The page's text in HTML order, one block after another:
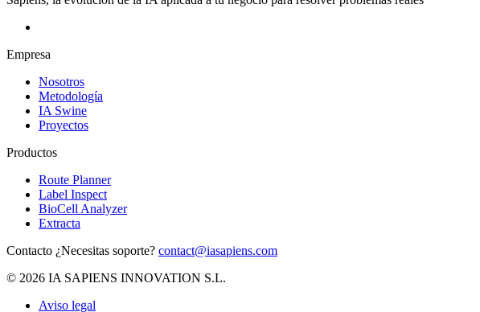
Empresa
Nosotros
Metodología
IA Swine
Proyectos
Productos
Route Planner
Label Inspect
BioCell Analyzer
Extracta
Contacto ¿Necesitas soporte? contact@iasapiens.com
© 2026 IA SAPIENS INNOVATION S.L.
Aviso legal